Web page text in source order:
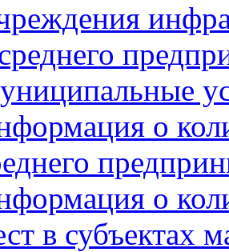
о
о
в субъектах